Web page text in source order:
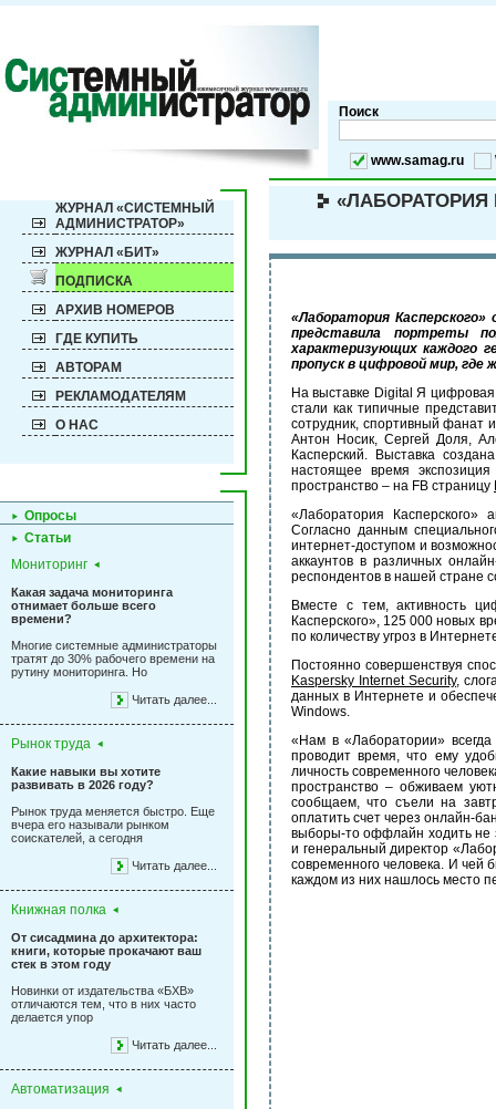
Поиск
www.samag.ru
ЖУРНАЛ «СИСТЕМНЫЙ
АДМИНИСТРАТОР»
ЖУРНАЛ «БИТ»
ПОДПИСКА
АРХИВ НОМЕРОВ
ГДЕ КУПИТЬ
АВТОРАМ
РЕКЛАМОДАТЕЛЯМ
О НАС
Опросы
Статьи
Мониторинг
Какая задача мониторинга
отнимает больше всего
времени?
Многие системные администраторы
тратят до 30% рабочего времени на
рутину мониторинга. Но
Читать далее...
Рынок труда
Какие навыки вы хотите
развивать в 2026 году?
Рынок труда меняется быстро. Еще
вчера его называли рынком
соискателей, а сегодня
Читать далее...
Книжная полка
От сисадмина до архитектора:
книги, которые прокачают ваш
стек в этом году
Новинки от издательства «БХВ»
отличаются тем, что в них часто
делается упор
Читать далее...
Автоматизация
«ЛАБОРАТОРИЯ
«Лаборатория
представила портреты
характеризующих каждого
пропуск в цифровой мир, где
На выставке Digital Я цифровая
стали как типичные
сотрудник, спортивный фанат
Антон Носик, Сергей Доля,
Касперский. Выставка
настоящее время
пространство – на FB страницу
«Лаборатория Касперского»
Согласно данным
интернет-доступом и
аккаунтов в различных
респондентов в нашей стране
Вместе с тем, активность
Касперского», 125 000 новых
по количеству угроз в
Постоянно совершенствуя
Kaspersky Internet Security,
данных в Интернете и
Windows.
«Нам в «Лаборатории»
проводит время, что ему
личность современного
пространство – обживаем
сообщаем, что съели на
оплатить счет через онлайн-
выборы-то оффлайн ходить не
и генеральный директор
современного человека. И чей
каждом из них нашлось место